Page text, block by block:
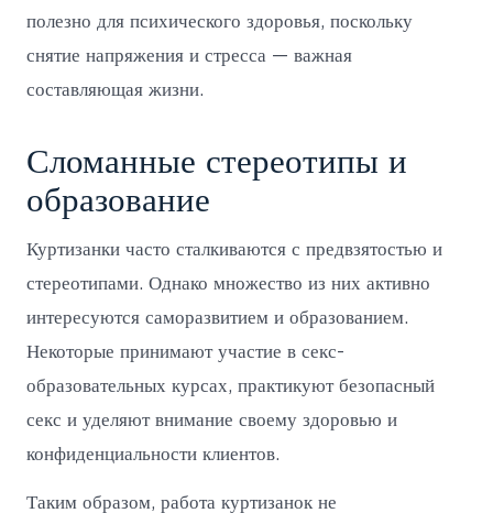
полезно для психического здоровья, поскольку
снятие напряжения и стресса — важная
составляющая жизни.
Сломанные стереотипы и
образование
Куртизанки часто сталкиваются с предвзятостью и
стереотипами. Однако множество из них активно
интересуются саморазвитием и образованием.
Некоторые принимают участие в секс-
образовательных курсах, практикуют безопасный
секс и уделяют внимание своему здоровью и
конфиденциальности клиентов.
Таким образом, работа куртизанок не